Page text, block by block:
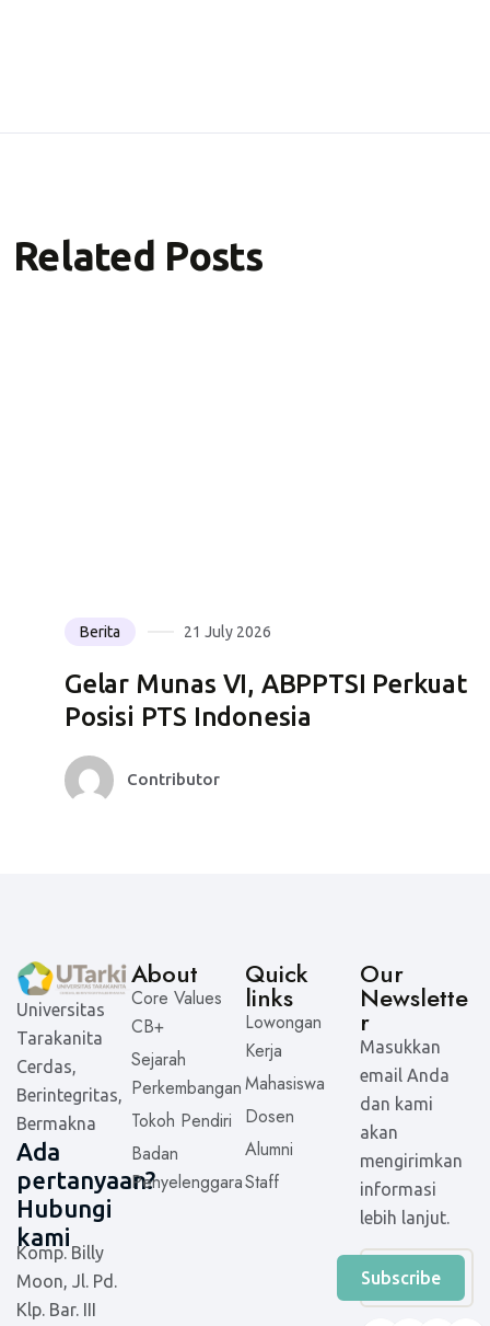
Related Posts
21 July 2026
Gelar Munas VI, ABPPTSI Perkuat
Posisi PTS Indonesia
Contributor
Universitas
Tarakanita
Cerdas,
Berintegritas,
Bermakna
Ada
pertanyaan?
Hubungi
kami
Komp. Billy
Moon, Jl. Pd.
Klp. Bar. III
About
Core Values
CB+
Sejarah
Perkembangan
Tokoh Pendiri
Badan
Penyelenggara
Quick
links
Lowongan
Kerja
Mahasiswa
Dosen
Alumni
Staff
Our
Newslette
r
Masukkan
email Anda
dan kami
akan
mengirimkan
informasi
lebih lanjut.
Subscribe